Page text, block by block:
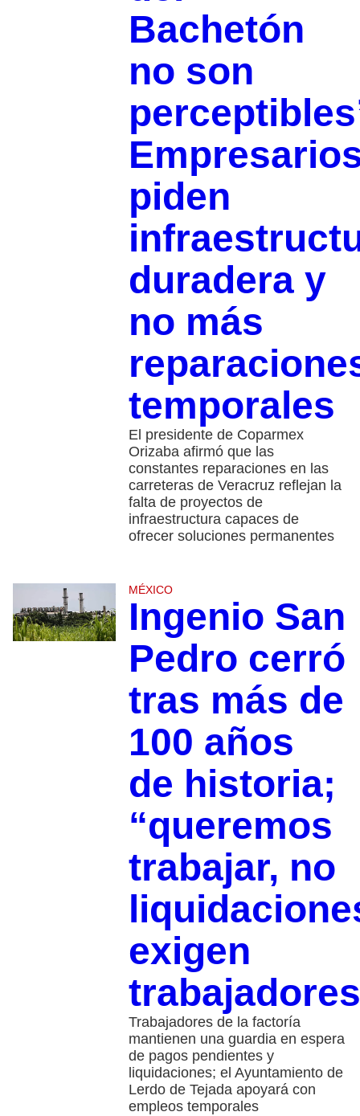
Bachetón
no son
piden
duradera y
no más
temporales
El presidente de Coparmex
Orizaba afirmó que las
constantes reparaciones en las
carreteras de Veracruz reflejan la
falta de proyectos de
infraestructura capaces de
ofrecer soluciones permanentes
MÉXICO
Ingenio San
Pedro cerró
tras más de
100 años
de historia;
“queremos
trabajar, no
exigen
trabajadores
Trabajadores de la factoría
mantienen una guardia en espera
de pagos pendientes y
liquidaciones; el Ayuntamiento de
Lerdo de Tejada apoyará con
empleos temporales